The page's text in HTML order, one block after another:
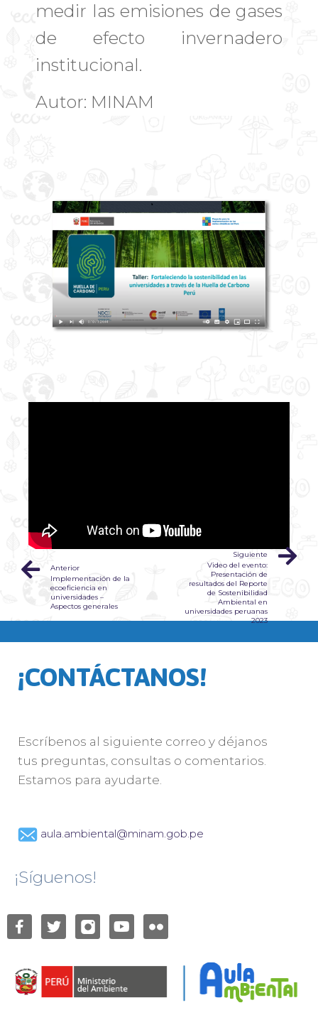
medir las emisiones de gases
de efecto invernadero
institucional.
Autor: MINAM
Anterior
Implementación de la
ecoeficiencia en
universidades –
Aspectos generales
Siguiente
Video del evento:
Presentación de
resultados del Reporte
de Sostenibilidad
Ambiental en
universidades peruanas
2023
¡CONTÁCTANOS!
Escríbenos al siguiente correo y déjanos
tus preguntas, consultas o comentarios.
Estamos para ayudarte.
aula.ambiental@minam.gob.pe
¡Síguenos!